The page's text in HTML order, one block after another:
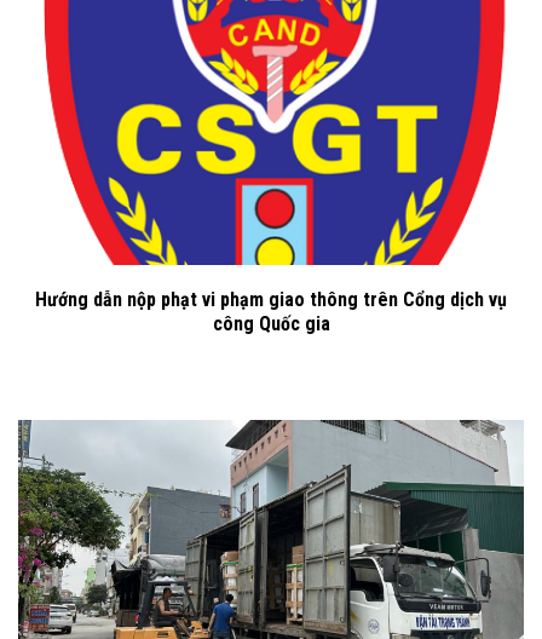
Hướng dẫn nộp phạt vi phạm giao thông trên Cổng dịch vụ
công Quốc gia